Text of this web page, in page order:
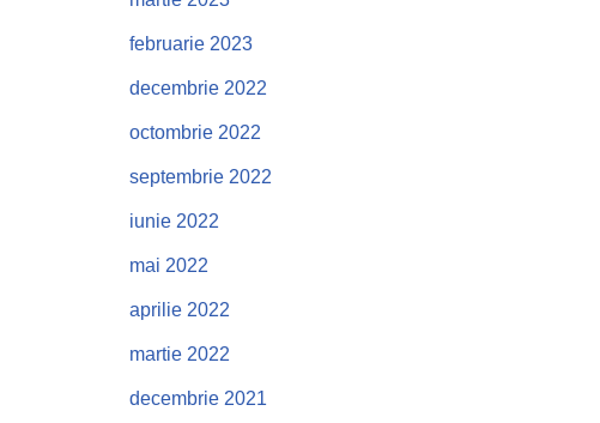
februarie 2023
decembrie 2022
octombrie 2022
septembrie 2022
iunie 2022
mai 2022
aprilie 2022
martie 2022
decembrie 2021